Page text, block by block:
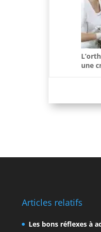
une
Articles relatifs
Les bons réflexes à